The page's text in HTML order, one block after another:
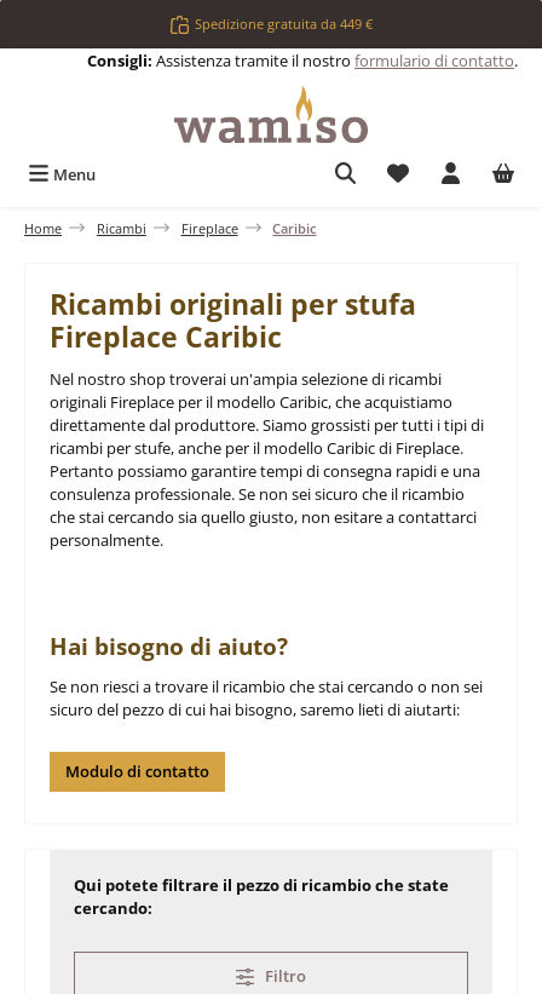
Passa al contenuto principaleSpedizione gratuita da 449 €
Consigli: Assistenza tramite il nostro formulario di contatto.
Menu Hai 0 articoli
Home Ricambi Fireplace Caribic
Ricambi originali per stufa
Fireplace Caribic
Nel nostro shop troverai un'ampia selezione di ricambi
originali Fireplace per il modello Caribic, che acquistiamo
direttamente dal produttore. Siamo grossisti per tutti i tipi di
ricambi per stufe, anche per il modello Caribic di Fireplace.
Pertanto possiamo garantire tempi di consegna rapidi e una
consulenza professionale. Se non sei sicuro che il ricambio
che stai cercando sia quello giusto, non esitare a contattarci
personalmente.
Hai bisogno di aiuto?
Se non riesci a trovare il ricambio che stai cercando o non sei
sicuro del pezzo di cui hai bisogno, saremo lieti di aiutarti:
Modulo di contatto
Qui potete filtrare il pezzo di ricambio che state
cercando:
Filtro